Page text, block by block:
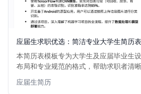
应届生求职优选：简洁专业大学生简历
本简历表模板专为大学生及应届毕业生
布局和专业规范的格式，帮助求职者清
快速浏览，是大学生迈向职场的第一步
应届生简历